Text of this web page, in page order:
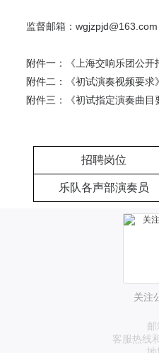
监督邮箱：wgjzpjd@163.com
附件一：《上海交响乐团公开
附件二：《初试演奏视频要求》
附件三：《初试指定演奏曲目
招聘岗位
乐队各声部演奏员
关注
邮
客服热线